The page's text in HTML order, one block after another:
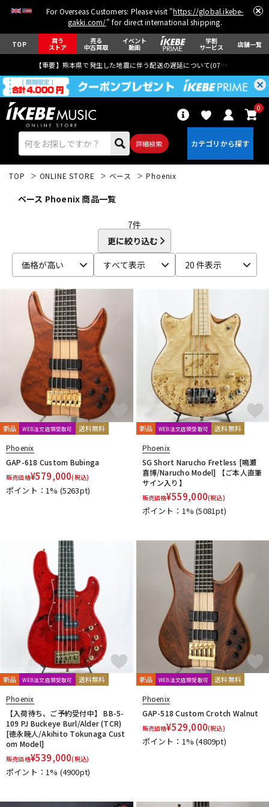
For Overseas Customers: Please visit "https://global.ikebe-
gakki.com/" for direct international shipping.
TOP 買う
ストア
売る
中古買取
イベント
動画
学割
サービス 店舗一覧
【重要】熊本県で発生した地震に伴う配送の遅延について(07月29日
詳細検索
0
ベース ウクレレ
ドラム パーカッション
キーボード 電子ピアノ
管楽器 その他楽器
アンプ エフェクター
DTM
DTM オンライン納品 レコーディング機器
配信/ライブ機器 楽器アクセサリ
中古 ヴィンテージ
TOP ONLINE STORE ベース Phoenix
ベース Phoenix 商品一覧
7件
更に絞り込む
価格が高い
すべて表示 20 件表示
新品 WEB注文店頭受取可 送料無料
Phoenix
GAP-618 Custom Bubinga
販売価格¥579,000(税込)
ポイント：1% (5263pt)
新品 WEB注文店頭受取可 送料無料
Phoenix
SG Short Narucho Fretless [鳴瀬
喜博/Narucho Model] 【ご本人直筆
サイン入り】
販売価格¥559,000(税込)
ポイント：1%(5081pt)
新品 WEB注文店頭受取可 送料無料
Phoenix
【入荷待ち、ご予約受付中】 BB-5-
109 PJ Buckeye Burl/Alder (TCR)
[徳永暁人/Akihito Tokunaga Cust
om Model]
販売価格¥539,000(税込)
ポイント：1% (4900pt)
新品 WEB注文店頭受取可 送料無料
Phoenix
GAP-518 Custom Crotch Walnut
販売価格¥529,000(税込)
ポイント：1%(4809pt)